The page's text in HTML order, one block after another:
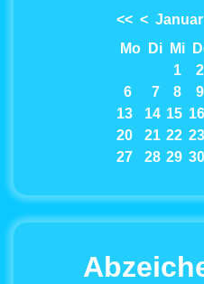
<< <
Mo
Di Mi
1
2
6
7 8 9
13
14 15 16
20
21 22 23
27
28 29 30